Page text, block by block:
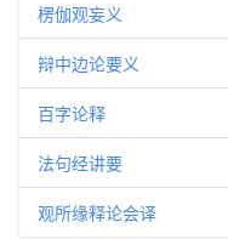
楞伽观妄义
辩中边论要义
百字论释
法句经讲要
观所缘释论会译